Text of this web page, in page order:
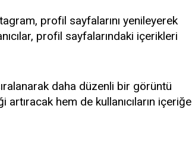
profil sayfalarını yenileyerek
profil sayfalarındaki içerikleri
daha düzenli bir görüntü
hem de kullanıcıların içeriğe